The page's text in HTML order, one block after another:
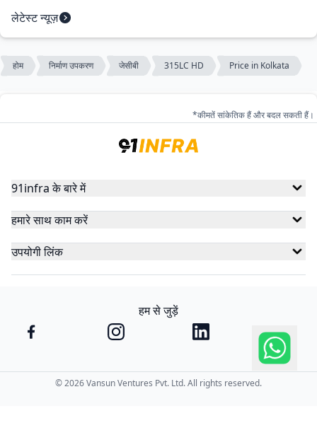
लेटेस्ट न्यूज़
होम निर्माण उपकरण जेसीबी 315LC HD Price in Kolkata
*कीमतें सांकेतिक हैं और बदल सकती हैं।
91infra के बारे में
हमारे साथ काम करें
उपयोगी लिंक
हम से जुड़ें
©2026Vansun Ventures Pvt. Ltd. All rights reserved.